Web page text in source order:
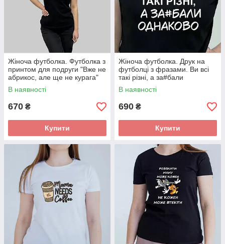
Жіноча футболка. Футболка з
принтом для подруги "Вже не
абрикос, але ще не курага"
В наявності
670 ₴
Купити
Жіноча футболка. Друк на
футболці з фразами. Ви всі
такі різні, а за#бали
однаково.
В наявності
690 ₴
Купити